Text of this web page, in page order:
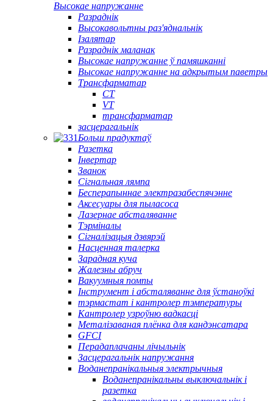
Высокае напружанне
Разраднік
Высокавольтны раз'яднальнік
Ізалятар
Разраднік маланак
Высокае напружанне ў памяшканні
Высокае напружанне на адкрытым паветры
Трансфарматар
CT
VT
трансфарматар
засцерагальнік
Больш прадуктаў
Разетка
Інвертар
Званок
Сігнальная лямпа
Бесперапыннае электразабеспячэнне
Аксесуары для пыласоса
Лазернае абсталяванне
Тэрміналы
Сігналізацыя дзвярэй
Насценная талерка
Зарадная куча
Жалезны абруч
Вакуумныя помпы
Інструмент і абсталяванне для ўстаноўкі
тэрмастат і кантролер тэмпературы
Кантролер узроўню вадкасці
Металізаваная плёнка для кандэнсатара
GFCI
Перадаплачаны лічыльнік
Засцерагальнік напружання
Воданепранікальныя электрычныя
Воданепранікальны выключальнік і
разетка